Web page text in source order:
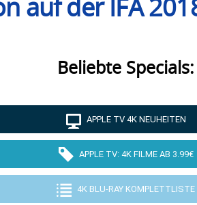
auf der IFA
Beliebte Specials:
APPLE TV 4K NEUHEITEN
APPLE TV: 4K FILME AB 3.99€
4K BLU-RAY KOMPLETTLISTE